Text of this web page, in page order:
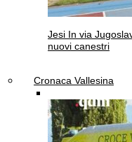
Jesi In via
nuovi canestri
Cronaca Vallesina